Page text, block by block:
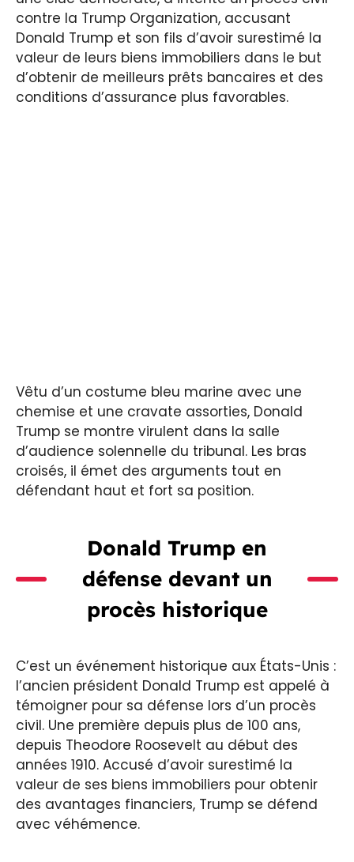
contre la Trump Organization, accusant
Donald Trump et son fils d’avoir surestimé la
valeur de leurs biens immobiliers dans le but
d’obtenir de meilleurs prêts bancaires et des
conditions d’assurance plus favorables.
Vêtu d’un costume bleu marine avec une
chemise et une cravate assorties, Donald
Trump se montre virulent dans la salle
d’audience solennelle du tribunal. Les bras
croisés, il émet des arguments tout en
défendant haut et fort sa position.
Donald Trump en
défense devant un
procès historique
C’est un événement historique aux États-Unis :
l’ancien président Donald Trump est appelé à
témoigner pour sa défense lors d’un procès
civil. Une première depuis plus de 100 ans,
depuis Theodore Roosevelt au début des
années 1910. Accusé d’avoir surestimé la
valeur de ses biens immobiliers pour obtenir
des avantages financiers, Trump se défend
avec véhémence.